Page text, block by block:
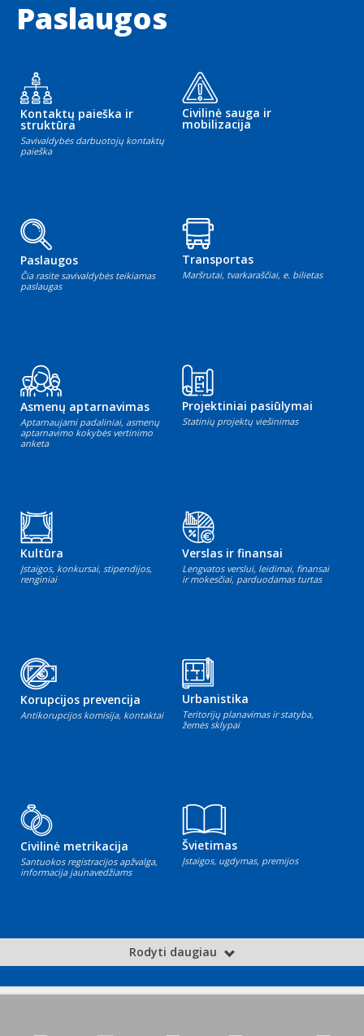
Paslaugos
Kontaktų paieška ir
struktūra
Savivaldybės darbuotojų kontaktų
paieška
Civilinė sauga ir
mobilizacija
Paslaugos
Čia rasite savivaldybės teikiamas
paslaugas
Transportas
Maršrutai, tvarkaraščiai, e. bilietas
Asmenų aptarnavimas
Aptarnaujami padaliniai, asmenų
aptarnavimo kokybės vertinimo
anketa
Projektiniai pasiūlymai
Statinių projektų viešinimas
Kultūra
Įstaigos, konkursai, stipendijos,
renginiai
Verslas ir finansai
Lengvatos verslui, leidimai, finansai
ir mokesčiai, parduodamas turtas
Korupcijos prevencija
Antikorupcijos komisija, kontaktai
Urbanistika
Teritorijų planavimas ir statyba,
žemės sklypai
Civilinė metrikacija
Santuokos registracijos apžvalga,
informacija jaunavedžiams
Švietimas
Įstaigos, ugdymas, premijos
Rodyti daugiau